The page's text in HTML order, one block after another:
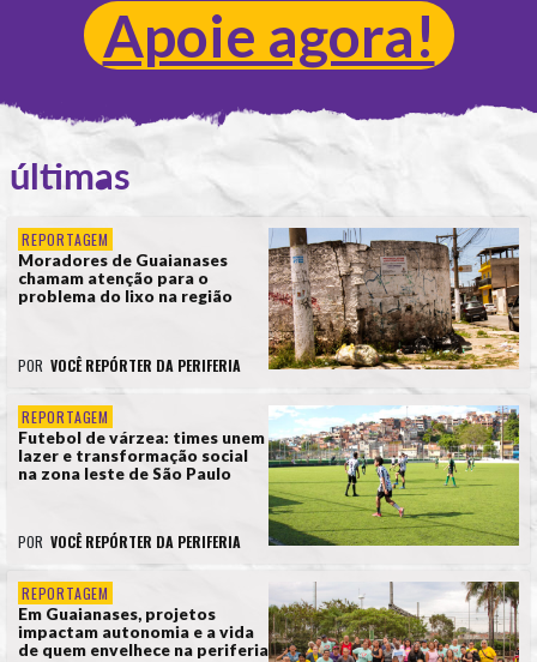
Apoie agora!
últimas
REPORTAGEM
Moradores de Guaianases
chamam atenção para o
problema do lixo na região
POR VOCÊ REPÓRTER DA PERIFERIA
REPORTAGEM
Futebol de várzea: times unem
lazer e transformação social
na zona leste de São Paulo
POR VOCÊ REPÓRTER DA PERIFERIA
REPORTAGEM
Em Guaianases, projetos
impactam autonomia e a vida
de quem envelhece na periferia